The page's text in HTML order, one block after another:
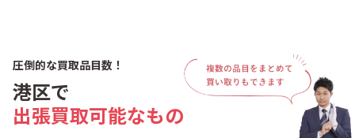
圧倒的な買取品目数！
港区で
出張買取可能なもの